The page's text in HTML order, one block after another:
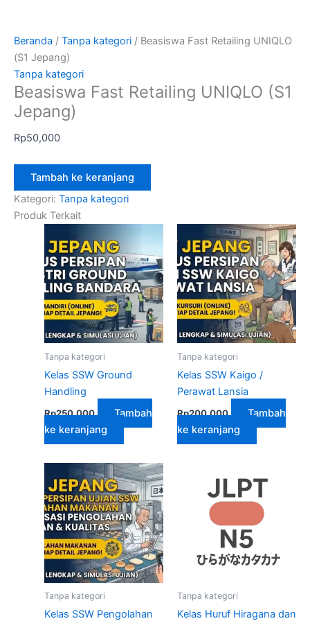
Beranda / Tanpa kategori / Beasiswa Fast Retailing UNIQLO
(S1 Jepang)
Tanpa kategori
Beasiswa Fast Retailing UNIQLO (S1
Jepang)
Rp50,000
Tambah ke keranjang
Kategori: Tanpa kategori
Produk Terkait
Tanpa kategori
Kelas SSW Ground
Handling
Rp250,000
Tambah
ke keranjang
Tanpa kategori
Kelas SSW Kaigo /
Perawat Lansia
Rp200,000
Tambah
ke keranjang
Tanpa kategori
Kelas SSW Pengolahan
Tanpa kategori
Kelas Huruf Hiragana dan